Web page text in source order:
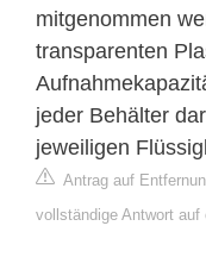
mitgenommen
transparenten
jeder Behälter
jeweiligen
Antrag auf
vollständige Antwort auf